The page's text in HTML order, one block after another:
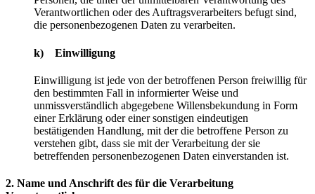
Verantwortlichen oder des Auftragsverarbeiters befugt sind,
die personenbezogenen Daten zu verarbeiten.
k) Einwilligung
Einwilligung ist jede von der betroffenen Person freiwillig für
den bestimmten Fall in informierter Weise und
unmissverständlich abgegebene Willensbekundung in Form
einer Erklärung oder einer sonstigen eindeutigen
bestätigenden Handlung, mit der die betroffene Person zu
verstehen gibt, dass sie mit der Verarbeitung der sie
betreffenden personenbezogenen Daten einverstanden ist.
2. Name und Anschrift des für die Verarbeitung